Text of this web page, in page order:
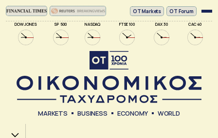
DOW JONES SP 500 NASDAQ FTSE 100 DAX 30 CAC 40
ΟΤ Markets OT Forum
MARKETS BUSINESS ECONOMY WORLD
Χ.Α.